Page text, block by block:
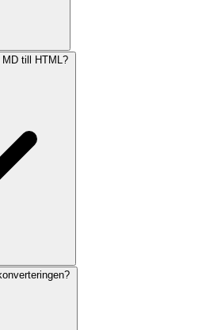
till HTML?